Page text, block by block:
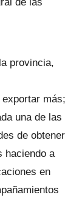
provincia,
más;
una de las
de obtener
haciendo a
en